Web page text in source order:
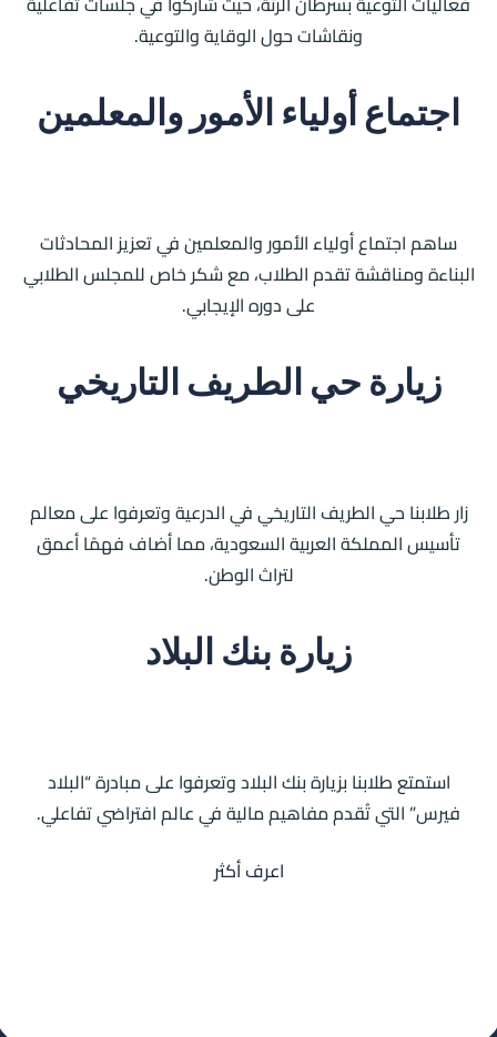
ونقاشات حول الوقاية والتوعية.
اجتماع أولياء الأمور والمعلمين
ساهم اجتماع أولياء الأمور والمعلمين في تعزيز المحادثات
البناءة ومناقشة تقدم الطلاب، مع شكر خاص للمجلس الطلابي
على دوره الإيجابي.
زيارة حي الطريف التاريخي
زار طلابنا حي الطريف التاريخي في الدرعية وتعرفوا على معالم
تأسيس المملكة العربية السعودية، مما أضاف فهمًا أعمق
لتراث الوطن.
زيارة بنك البلاد
استمتع طلابنا بزيارة بنك البلاد وتعرفوا على مبادرة “البلاد
فيرس” التي تُقدم مفاهيم مالية في عالم افتراضي تفاعلي.
اعرف أكثر